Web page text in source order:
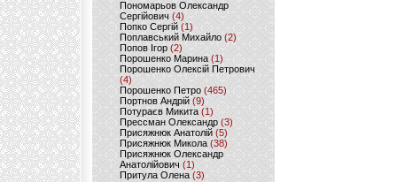
Пономарьов Олександр
Сергійович(4)
Попко Сергій (1)
Поплавський Михайло (2)
Попов Ігор(2)
Порошенко Марина (1)
Порошенко Олексій Петрович
(4)
Порошенко Петро (465)
Портнов Андрій (9)
Потураєв Микита(1)
Прессман Олександр(3)
Присяжнюк Анатолій (5)
Присяжнюк Микола (38)
Присяжнюк Олександр
Анатолійович (1)
Притула Олена (3)